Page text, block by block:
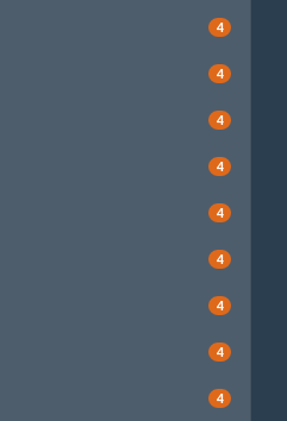
4
4
4
4
4
4
4
4
4